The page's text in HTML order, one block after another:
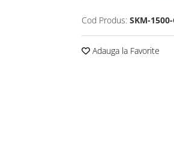
Cod Produs: SKM-
Adauga la Favorite